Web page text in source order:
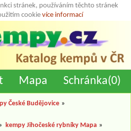
stránek, používáním těchto stránek
cookie více informací
Mapa Schránka(0)
České Budějovice »
kempy Jihočeské rybníky Mapa »